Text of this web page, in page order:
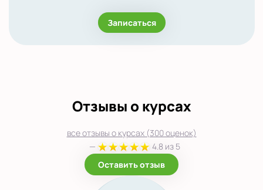
Записаться
Отзывы о курсах
все отзывы о курсах (300 оценок)
—
4.8 из 5
Оставить отзыв